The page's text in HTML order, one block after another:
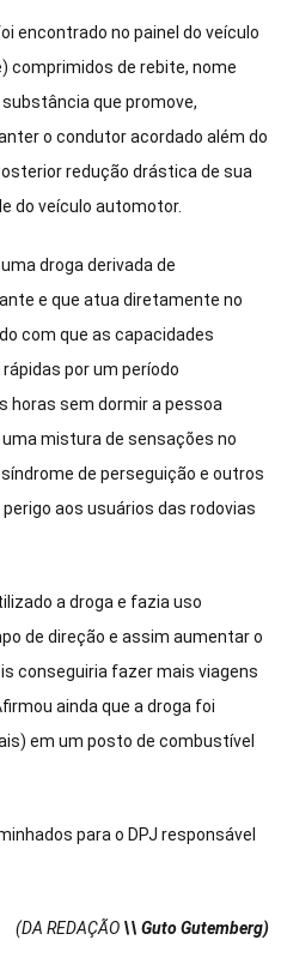
encontrado no painel do veículo
comprimidos de rebite, nome
que promove,
o condutor acordado além do
redução drástica de sua
do veículo automotor.
droga derivada de
e que atua diretamente no
com que as capacidades
por um período
horas sem dormir a pessoa
mistura de sensações no
de perseguição e outros
aos usuários das rodovias
a droga e fazia uso
de direção e assim aumentar o
conseguiria fazer mais viagens
ainda que a droga foi
em um posto de combustível
para o DPJ responsável
(DA REDAÇÃO \\ Guto Gutemberg)